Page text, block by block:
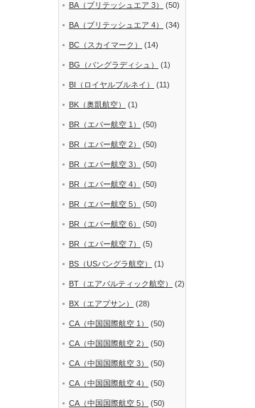
BA（ブリテッシュエア 3） (50)
BA（ブリテッシュエア 4） (34)
BC（スカイマーク） (14)
BG（バングラディシュ） (1)
BI（ロイヤルブルネイ） (11)
BK（奥凱航空） (1)
BR（エバー航空 1） (50)
BR（エバー航空 2） (50)
BR（エバー航空 3） (50)
BR（エバー航空 4） (50)
BR（エバー航空 5） (50)
BR（エバー航空 6） (50)
BR（エバー航空 7） (5)
BS（USバングラ航空） (1)
BT（エアバルティック航空） (2)
BX（エアプサン） (28)
CA（中国国際航空 1） (50)
CA（中国国際航空 2） (50)
CA（中国国際航空 3） (50)
CA（中国国際航空 4） (50)
CA（中国国際航空 5） (50)